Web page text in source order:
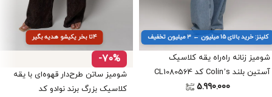
کلینز: خرید بالای ۱۵ میلیون ← ۳ میلیون تخفیف
شومیز زنانه راه‌راه یقه کلاسیک
آستین بلند Colin’s کد CL1080564
5.990.000
۴تا بخر یکیشو هدیه بگیر
-70%
شومیز ساتن طرح‌دار قهوه‌ای با یقه
کلاسیک بزرگ برند نوادو کد